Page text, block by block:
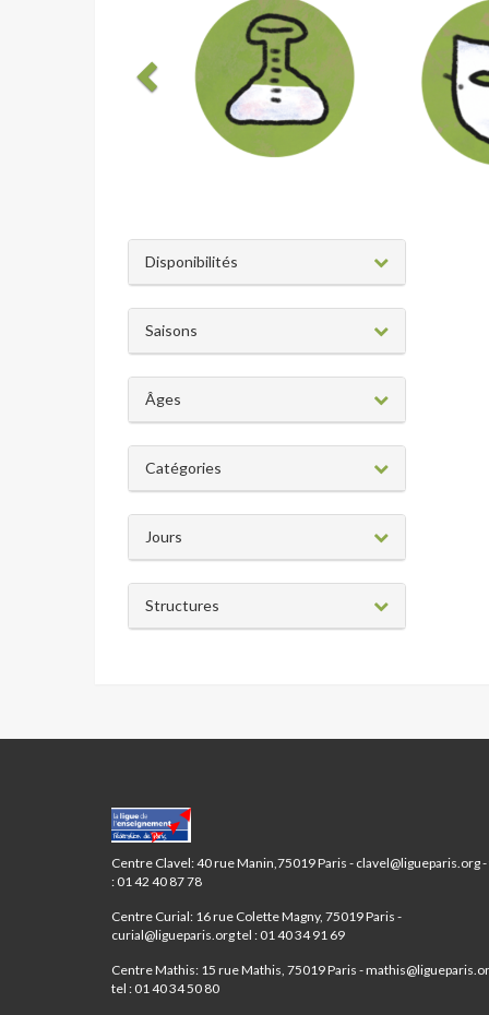
Disponibilités
Saisons
Âges
Catégories
Jours
Structures
CENTRES
PARIS
ANIM’
19ÈME
Centre Clavel: 40 rue Manin,75019 Paris - clavel@ligueparis.org
: 01 42 40 87 78
Centre Curial: 16 rue Colette Magny, 75019 Paris -
curial@ligueparis.org tel : 01 40 34 91 69
Centre Mathis: 15 rue Mathis, 75019 Paris -
tel : 01 40 34 50 80